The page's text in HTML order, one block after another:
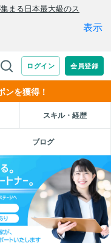
ンを獲得！
スキル・経歴
ブログ